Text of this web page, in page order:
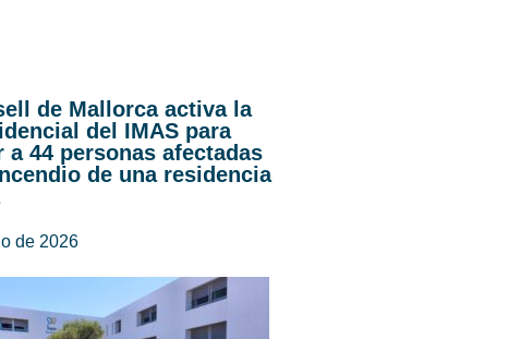
de Mallorca activa la
del IMAS para
a 44 personas afectadas
de una residencia
de 2026